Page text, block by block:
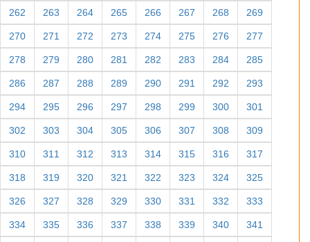
262 263 264 265 266 267 268 269
270 271 272 273 274 275 276 277
278 279 280 281 282 283 284 285
286 287 288 289 290 291 292 293
294 295 296 297 298 299 300 301
302 303 304 305 306 307 308 309
310 311 312 313 314 315 316 317
318 319 320 321 322 323 324 325
326 327 328 329 330 331 332 333
334 335 336 337 338 339 340 341